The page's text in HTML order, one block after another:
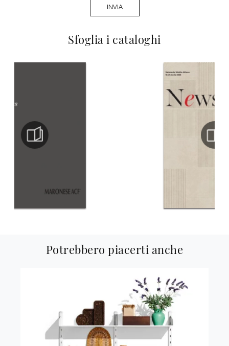
Sfoglia i cataloghi
INVIA
Potrebbero piacerti anche